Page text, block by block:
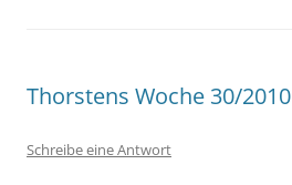
Thorstens Woche 30/2010
Schreibe eine Antwort